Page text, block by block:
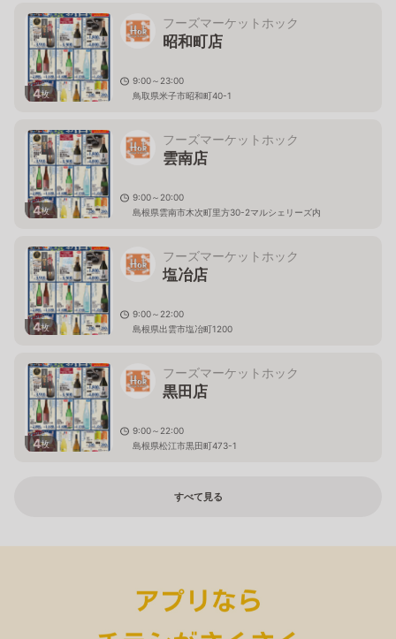
4枚
フーズマーケットホック
昭和町店
9:00～23:00
鳥取県米子市昭和町40-1
4枚
フーズマーケットホック
雲南店
9:00～20:00
島根県雲南市木次町里方30-2マルシェリーズ内
4枚
フーズマーケットホック
塩冶店
9:00～22:00
島根県出雲市塩冶町1200
4枚
フーズマーケットホック
黒田店
9:00～22:00
島根県松江市黒田町473-1
すべて見る